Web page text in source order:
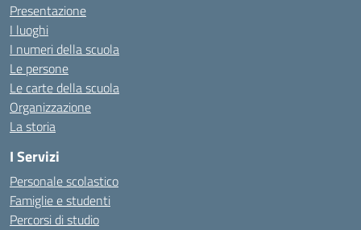
Presentazione
I luoghi
I numeri della scuola
Le persone
Le carte della scuola
Organizzazione
La storia
I Servizi
Personale scolastico
Famiglie e studenti
Percorsi di studio